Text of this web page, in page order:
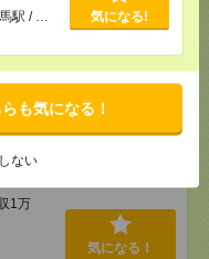
駅 / … 気になる!
も気になる！
ない
1万
…
護施設で健康管理
1万
気になる！